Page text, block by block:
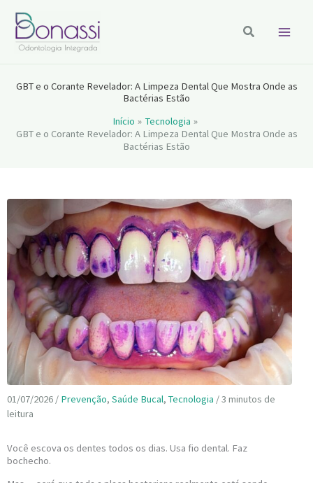
para
conteúdo
Pesquisar
GBT e o Corante Revelador: A Limpeza Dental Que Mostra Onde as
Bactérias Estão
Início
Tecnologia
GBT e o Corante Revelador: A Limpeza Dental Que Mostra Onde as
Bactérias Estão
01/07/2026 / Prevenção, Saúde Bucal, Tecnologia /3 minutos de
leitura
Você escova os dentes todos os dias. Usa fio dental. Faz
bochecho.